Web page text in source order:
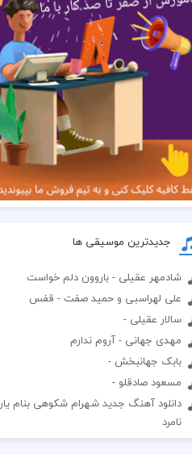
جدیدترین موسیقی ها
شادمهر عقیلی - باروون دلم خواست
علی لهراسبی و حمید صفت - قفس
سالار عقیلی -
مهدی جهانی - آروم ندارم
بابک جهانبخش -
مسعود صادقلو -
دانلود آهنگ جدید شهرام شکوهی بنام یار
نامرد